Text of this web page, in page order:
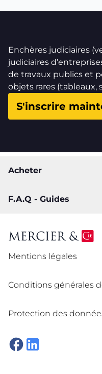
Enchères judiciaires
judiciaires
de travaux publics et
objets rares (tableaux,
S'inscrire
Acheter
F.A.Q - Guides
Mentions légales
Conditions générales
Protection des